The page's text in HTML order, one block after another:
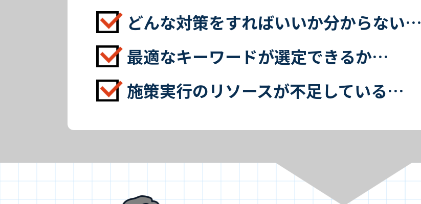
どんな対策をすればいいか分からない…
最適なキーワードが選定できるか…
施策実行のリソースが不足している…